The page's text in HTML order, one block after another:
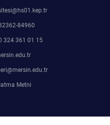
84960
324 361 01 15
Metni